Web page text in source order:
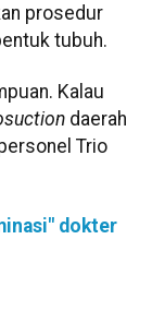
prosedur
tubuh.
Kalau
daerah
Trio
dokter